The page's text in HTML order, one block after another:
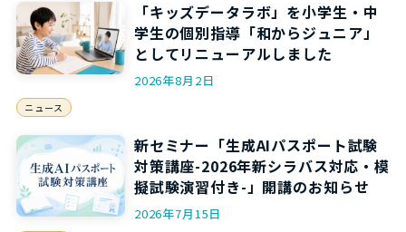
「キッズデータラボ」を小学生・中
学生の個別指導「和からジュニア」
としてリニューアルしました
2026年8月2日
ニュース
新セミナー「生成AIパスポート試験
対策講座-2026年新シラバス対応・模
擬試験演習付き-」開講のお知らせ
2026年7月15日